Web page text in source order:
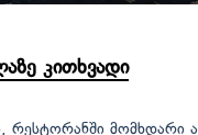
კითხვადი
რესტორანში მომხდარი